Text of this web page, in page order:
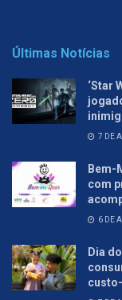
Últimas Notícias
‘Star
7 DE
Bem-
com
6 DE
Dia